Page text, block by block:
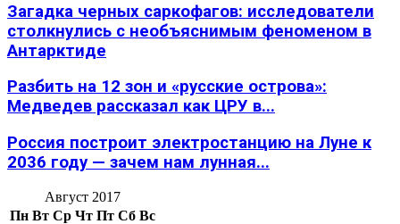
Загадка черных саркофагов: исследователи
столкнулись с необъяснимым феноменом в
Антарктиде
Разбить на 12 зон и «русские острова»:
Медведев рассказал как ЦРУ в...
Россия построит электростанцию на Луне к
2036 году — зачем нам лунная...
Август 2017
Пн Вт Ср Чт Пт Сб Вс